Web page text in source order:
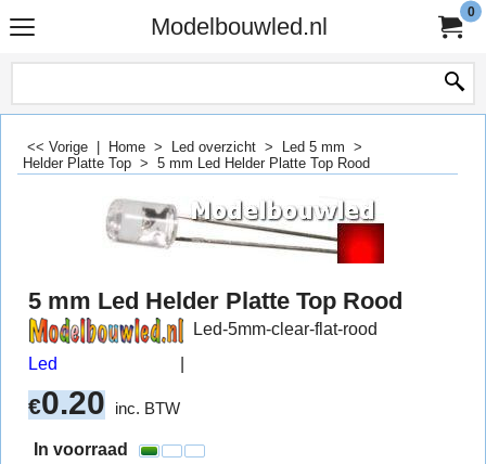
Modelbouwled.nl
0
<< Vorige Home > Led overzicht > Led 5 mm >
Helder Platte Top > 5 mm Led Helder Platte Top Rood
5 mm Led Helder Platte Top Rood
Led
Led-5mm-clear-flat-rood
€0.20 inc. BTW
In voorraad